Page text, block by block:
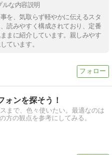
ルな内容説明
を、気取らず軽やかに伝えるスタ
読みやすく構成されており、定番
まに紹介しています。親しみやす
ています。
ォンを探そう！
まで、色々使いたい。最適なのは
方の観点を参考にしてみる。